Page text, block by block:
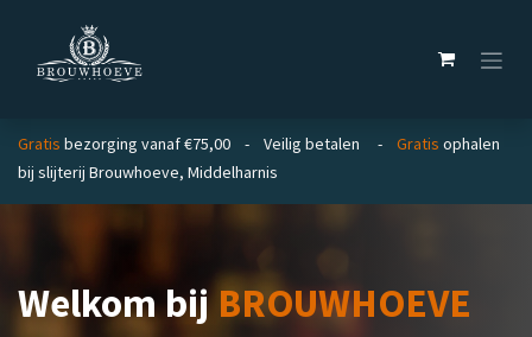
Gratis bezorging vanaf €75,00 - Veilig betalen - Gratis ophalen
bij slijterij Brouwhoeve, Middelharnis
Welkom bijBROUWHOEVE